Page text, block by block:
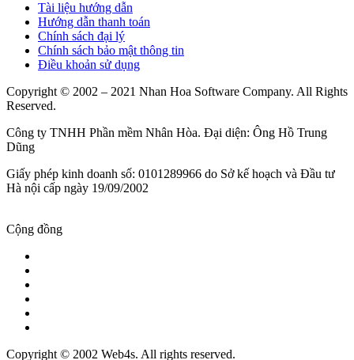
Tài liệu hướng dẫn
Hướng dẫn thanh toán
Chính sách đại lý
Chính sách bảo mật thông tin
Điều khoản sử dụng
Copyright © 2002 – 2021 Nhan Hoa Software Company. All Rights
Reserved.
Công ty TNHH Phần mềm Nhân Hòa. Đại diện: Ông Hồ Trung
Dũng
Giấy phép kinh doanh số: 0101289966 do Sở kế hoạch và Đầu tư
Hà nội cấp ngày 19/09/2002
Cộng đồng
Copyright © 2002 Web4s. All rights reserved.